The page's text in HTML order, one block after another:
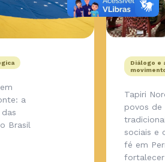
a
Brasil
Diálogo e
Tapiri
povos de
sociais e
fé em